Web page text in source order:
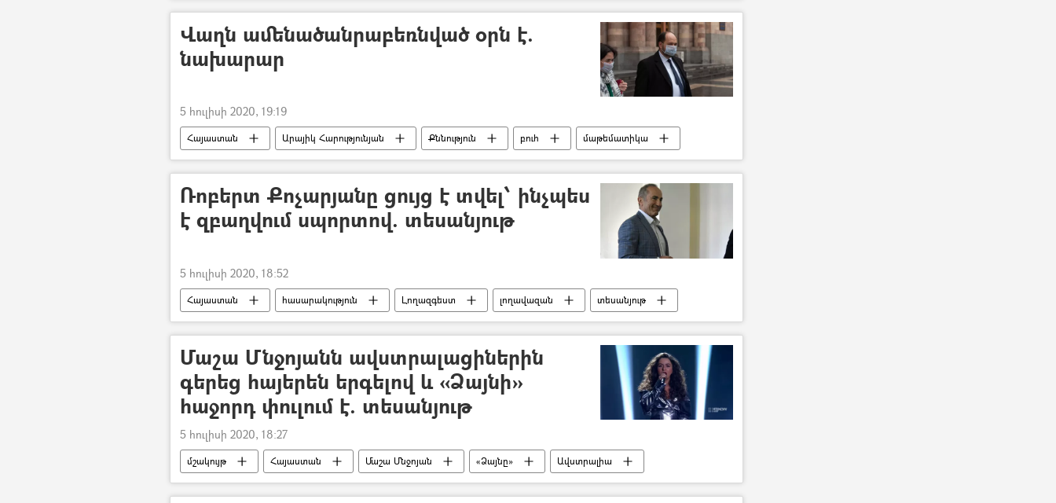
Վաղն ամենածանրաբեռնված օրն է.
նախարար
5 հուլիսի 2020, 19:19
Հայաստան Արայիկ Հարությունյան Քննություն բուհ մաթեմատիկա
Ռոբերտ Քոչարյանը ցույց է տվել՝ ինչպես
է զբաղվում սպորտով. տեսանյութ
5 հուլիսի 2020, 18:52
Հայաստան հասարակություն Լողազգեստ լողավազան տեսանյութ
Մաշա Մնջոյանն ավստրալացիներին
գերեց հայերեն երգելով և «Ձայնի»
հաջորդ փուլում է. տեսանյութ
5 հուլիսի 2020, 18:27
մշակույթ Հայաստան Մաշա Մնջոյան «Ձայնը»
Ավստրալիա
երգչուհի